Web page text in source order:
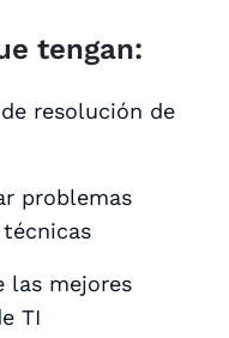
tengan:
resolución de
problemas
las mejores
TI